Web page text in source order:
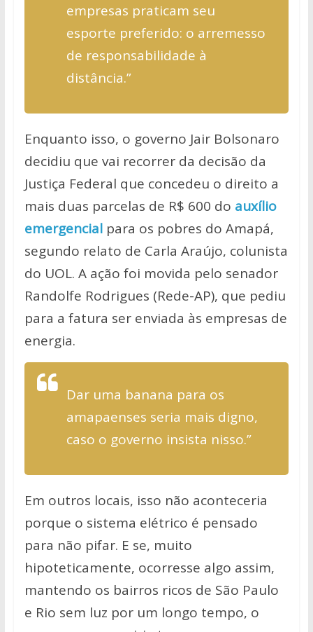
empresas praticam seu
esporte preferido: o arremesso
de responsabilidade à
distância.”
Enquanto isso, o governo Jair Bolsonaro
decidiu que vai recorrer da decisão da
Justiça Federal que concedeu o direito a
mais duas parcelas de R$ 600 do auxílio
emergencialpara os pobres do Amapá,
segundo relato de Carla Araújo, colunista
do UOL. A ação foi movida pelo senador
Randolfe Rodrigues (Rede-AP), que pediu
para a fatura ser enviada às empresas de
energia.
Dar uma banana para os
amapaenses seria mais digno,
caso o governo insista nisso.”
Em outros locais, isso não aconteceria
porque o sistema elétrico é pensado
para não pifar. E se, muito
hipoteticamente, ocorresse algo assim,
mantendo os bairros ricos de São Paulo
e Rio sem luz por um longo tempo, o